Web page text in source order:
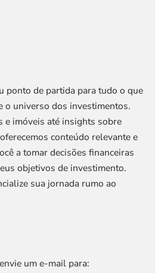
ponto de partida para tudo o que
o universo dos investimentos.
e imóveis até insights sobre
conteúdo relevante e
a tomar decisões financeiras
objetivos de investimento.
sua jornada rumo ao
um e-mail para: